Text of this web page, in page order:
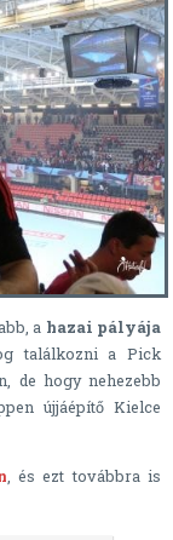
a hazai pályája
találkozni a Pick
de hogy nehezebb
újjáépítő Kielce
, és ezt továbbra is